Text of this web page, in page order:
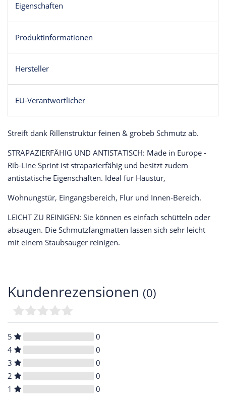
Eigenschaften
Produktinformationen
Hersteller
EU-Verantwortlicher
Streift dank Rillenstruktur feinen & grobeb Schmutz ab.
STRAPAZIERFÄHIG UND ANTISTATISCH: Made in Europe -
Rib-Line Sprint ist strapazierfähig und besitzt zudem
antistatische Eigenschaften. Ideal für Haustür,
Wohnungstür, Eingangsbereich, Flur und Innen-Bereich.
LEICHT ZU REINIGEN: Sie können es einfach schütteln oder
absaugen. Die Schmutzfangmatten lassen sich sehr leicht
mit einem Staubsauger reinigen.
Kundenrezensionen (0)
5
0
4
0
3
0
2
0
1
0